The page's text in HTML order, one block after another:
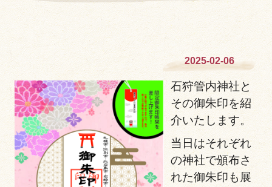
2025-02-06
石狩管内神社と
その御朱印を紹
介いたします。
当日はそれぞれ
の神社で頒布さ
れた御朱印も展